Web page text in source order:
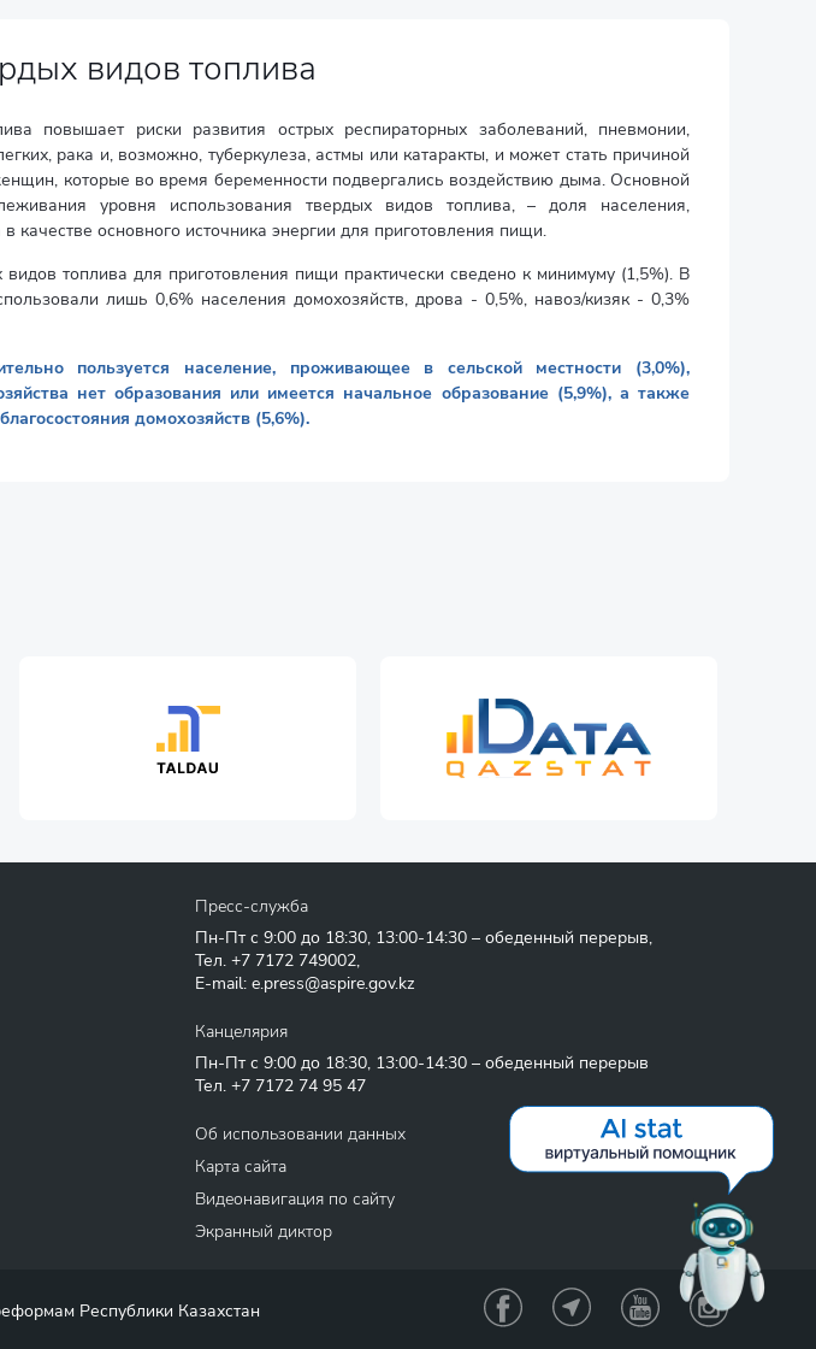
видов топлива
повышает риски развития острых респираторных заболеваний, пневмонии,
рака и, возможно, туберкулеза, астмы или катаракты, и может стать причиной
которые во время беременности подвергались воздействию дыма. Основной
уровня использования твердых видов топлива, – доля населения,
качестве основного источника энергии для приготовления пищи.
топлива для приготовления пищи практически сведено к минимуму (1,5%). В
лишь 0,6% населения домохозяйств, дрова - 0,5%, навоз/кизяк - 0,3%
пользуется население, проживающее в сельской местности (3,0%),
нет образования или имеется начальное образование (5,9%), а также
домохозяйств (5,6%).
Пресс-служба
Пн-Пт с 9:00 до 18:30, 13:00-14:30 – обеденный перерыв,
Тел. +7 7172 749002,
E-mail: e.press@aspire.gov.kz
Канцелярия
Пн-Пт с 9:00 до 18:30, 13:00-14:30 – обеденный перерыв
Тел. +7 7172 74 95 47
Об использовании данных
Карта сайта
Видеонавигация по сайту
Экранный диктор
Республики Казахстан